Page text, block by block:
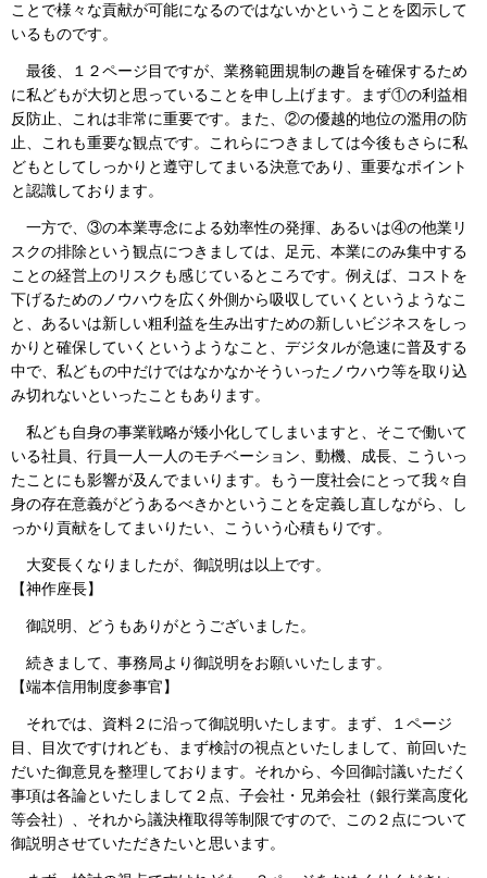
ことで様々な貢献が可能になるのではないかということを図示して
いるものです。
最後、１２ページ目ですが、業務範囲規制の趣旨を確保するため
に私どもが大切と思っていることを申し上げます。まず①の利益相
反防止、これは非常に重要です。また、②の優越的地位の濫用の防
止、これも重要な観点です。これらにつきましては今後もさらに私
どもとしてしっかりと遵守してまいる決意であり、重要なポイント
と認識しております。
一方で、③の本業専念による効率性の発揮、あるいは④の他業リ
スクの排除という観点につきましては、足元、本業にのみ集中する
ことの経営上のリスクも感じているところです。例えば、コストを
下げるためのノウハウを広く外側から吸収していくというようなこ
と、あるいは新しい粗利益を生み出すための新しいビジネスをしっ
かりと確保していくというようなこと、デジタルが急速に普及する
中で、私どもの中だけではなかなかそういったノウハウ等を取り込
み切れないといったこともあります。
私ども自身の事業戦略が矮小化してしまいますと、そこで働いて
いる社員、行員一人一人のモチベーション、動機、成長、こういっ
たことにも影響が及んでまいります。もう一度社会にとって我々自
身の存在意義がどうあるべきかということを定義し直しながら、し
っかり貢献をしてまいりたい、こういう心積もりです。
大変長くなりましたが、御説明は以上です。
【神作座長】
御説明、どうもありがとうございました。
続きまして、事務局より御説明をお願いいたします。
【端本信用制度参事官】
それでは、資料２に沿って御説明いたします。まず、１ページ
目、目次ですけれども、まず検討の視点といたしまして、前回いた
だいた御意見を整理しております。それから、今回御討議いただく
事項は各論といたしまして２点、子会社・兄弟会社（銀行業高度化
等会社）、それから議決権取得等制限ですので、この２点について
御説明させていただきたいと思います。